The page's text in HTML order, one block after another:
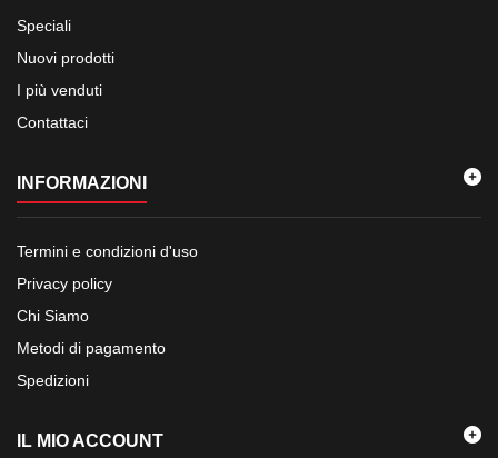
Speciali
Nuovi prodotti
I più venduti
Contattaci
INFORMAZIONI
Termini e condizioni d'uso
Privacy policy
Chi Siamo
Metodi di pagamento
Spedizioni
IL MIO ACCOUNT